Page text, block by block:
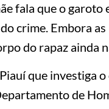
fala que o
crime. Embora
do rapaz ainda
que investiga
de